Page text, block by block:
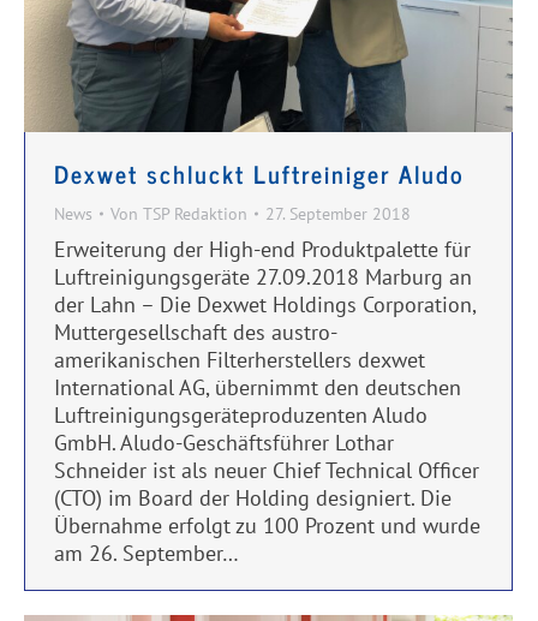
Dexwet schluckt Luftreiniger Aludo
News Von TSP Redaktion 27. September 2018
Erweiterung der High-end Produktpalette für
Luftreinigungsgeräte 27.09.2018 Marburg an
der Lahn – Die Dexwet Holdings Corporation,
Muttergesellschaft des austro-
amerikanischen Filterherstellers dexwet
International AG, übernimmt den deutschen
Luftreinigungsgeräteproduzenten Aludo
GmbH. Aludo-Geschäftsführer Lothar
Schneider ist als neuer Chief Technical Officer
(CTO) im Board der Holding designiert. Die
Übernahme erfolgt zu 100 Prozent und wurde
am 26. September…